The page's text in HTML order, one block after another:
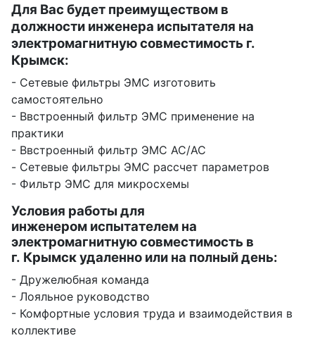
Для Вас будет преимуществом в
должности инженера испытателя на
электромагнитную совместимость г.
Крымск:
- Сетевые фильтры ЭМС изготовить
самостоятельно
- Ввстроенный фильтр ЭМС применение на
практики
- Ввстроенный фильтр ЭМС AC/AC
- Сетевые фильтры ЭМС рассчет параметров
- Фильтр ЭМС для микросхемы
Условия работы для
инженером испытателем на
электромагнитную совместимость в
г. Крымск удаленно или на полный день:
- Дружелюбная команда
- Лояльное руководство
- Комфортные условия труда и взаимодействия в
коллективе